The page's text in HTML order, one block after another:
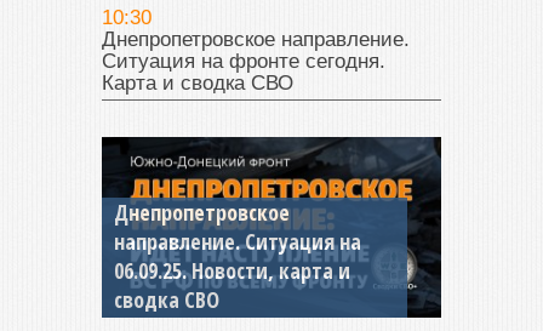
10:30
Днепропетровское направление.
Ситуация на фронте сегодня.
Карта и сводка СВО
Днепропетровское
направление. Ситуация на
06.09.25. Новости, карта и
сводка СВО
Константиновское
направление. Ситуация на
04.09.25 Новости, карта и
сводка СВО